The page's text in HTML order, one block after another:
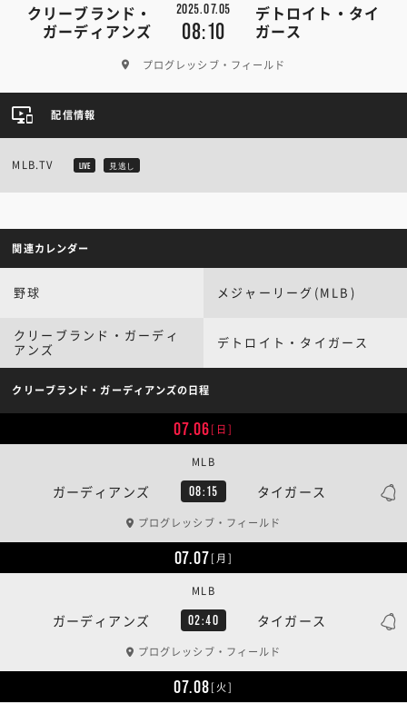
クリーブランド・
ガーディアンズ
2025.07.05
08:10
デトロイト・タイ
ガース
プログレッシブ・フィールド
配信情報
MLB.TV LIVE 見逃し
関連カレンダー
野球 メジャーリーグ(MLB)
クリーブランド・ガーディ
アンズ
デトロイト・タイガース
クリーブランド・ガーディアンズの日程
07.06[日]
ガーディアンズ 08:15 タイガース
MLB
プログレッシブ・フィールド
07.07[月]
ガーディアンズ 02:40 タイガース
MLB
プログレッシブ・フィールド
07.08[火]